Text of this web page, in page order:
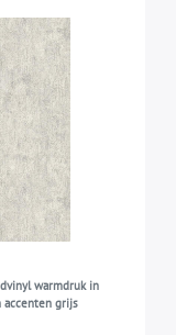
warmdruk in
grijs